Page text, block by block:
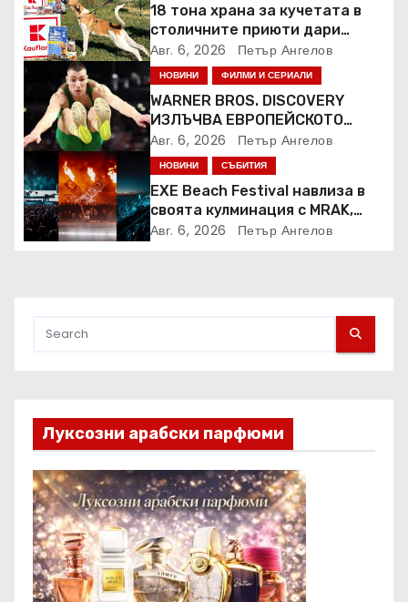
18 тона храна за кучетата в
столичните приюти дари
Kaufland за година и половина
Авг. 6, 2026 Петър Ангелов
НОВИНИ ФИЛМИ И СЕРИАЛИ
WARNER BROS. DISCOVERY
ИЗЛЪЧВА ЕВРОПЕЙСКОТО
ПЪРВЕНСТВО ПО ЛЕКА
АТЛЕТИКА ПРЯКО ПО
ЕВРОСПОРТ И В НВО Мах
Авг. 6, 2026 Петър Ангелов
НОВИНИ СЪБИТИЯ
EXE Beach Festival навлиза в
своята кулминация с MRAK,
Peggy Gou и Jamie Jones
Авг. 6, 2026 Петър Ангелов
Луксозни арабски парфюми